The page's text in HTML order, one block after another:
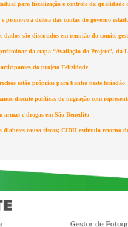
para fiscalização e controle da qualidade
promove a defesa das contas do governo
dados são discutidos em reunião do comitê
da etapa “Avaliação do Projeto”, da
do projeto Felizidade
estão próprios para banho neste feriadão
discute políticas de migração com
armas e drogas em São Benedito
causa riscos; CIDH estimula retorno